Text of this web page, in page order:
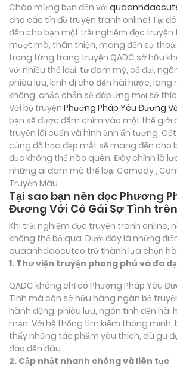
Chào mừng bạn đến với
cho các tín đồ truyện tranh online! Tại
đến cho bạn một trải nghiệm đọc truyện
mượt mà, thân thiện, mang đến sự
trong từng trang truyện.QADC sở hữu
với nhiều thể loại, từ đam mỹ, cổ đại,
phiêu lưu, kinh dị cho đến hài hước, lãng
không, chắc chắn sẽ đáp ứng mọi sở
Với bộ truyện Phương Pháp Yêu Đương
bạn sẽ được đắm chìm vào một thế giới
truyện lôi cuốn và hình ảnh ấn tượng.
cùng đồ họa đẹp mắt sẽ mang đến cho
đọc không thể nào quên. Đây chính là
những ai đam mê thể loại Comedy ,
Truyện Màu
Tại sao bạn nên đọc Phương
Đương Với Cô Gái Sợ Tình trên
Khi trải nghiệm đọc truyện tranh online,
không thể bỏ qua. Dưới đây là những
quaanhdaocuteo trở thành lựa chọn
1. Thư viện truyện phong phú và đa
QADC không chỉ có Phương Pháp Yêu
Tình mà còn sở hữu hàng ngàn bộ
hành động, phiêu lưu, ngôn tình đến hài
mạn. Với hệ thống tìm kiếm thông
thấy những tác phẩm yêu thích, dù gu
đáo đến đâu
2. Cập nhật nhanh chóng và liên tục